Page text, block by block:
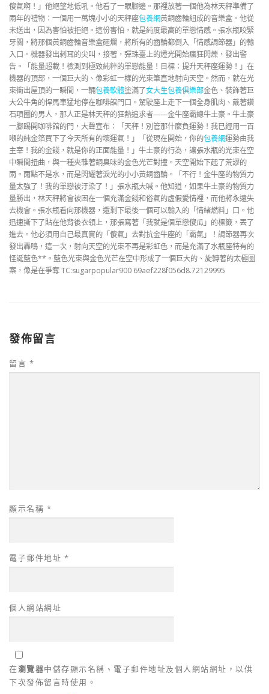
傻氣啊！」他絕望地低吼。他看了一眼腳邊。那裡放著一個他為林天秤準備了
兩年的禮物：一個用一萬塊小小的天秤座包養網黃銅齒輪組成的音樂盒。他從
未送出，因為害怕被拒絕。這份害怕，就是純度最高的單戀情感。張水瓶咬緊
牙關，將那個黃銅齒輪音樂盒砸爛，將所有的齒輪都倒入「情感調節器」的輸
入口。機器發出刺耳的尖叫，接著，彈珠臺上的燈光開始瘋狂閃爍，發出警
告。「能量超載！檢測到極致純粹的單戀能量！目標：提升天秤座運勢！」在
機器的頂部，一個巨大的、像彩虹一樣的光束筆直地射向天空。然而，就在光
束衝出屋頂的一瞬間，一輛包養軟體塗滿了女大生包養俱樂部金色、裝飾著巨
大公牛角的悍馬車猛地停在咖啡館門口。駕駛座上走下一個全身肌肉、戴著鑽
石項圈的男人，那人正是林天秤的狂熱追求者——金牛座霸總牛土豪。牛土豪
一腳踢開咖啡館的門，大聲宣布：「天秤！別管那什麼負運勢！我已經用一百
噸的純金箔買下了今天所有的壞運氣！」「從現在開始，你的包養網運勢由我
主宰！我的金錢，就是你的正面能量！」牛土豪的行為，讓張水瓶的光束在空
中瞬間扭曲，與一種夾雜著銅臭味的金色光芒對撞。天空開始下起了荒謬的
雨。雨點不是水，而是閃耀著淚光的小小黃銅齒輪。「不行！金牛座的物質力
量太強了！我的單戀被汙染了！」張水瓶大喊。他知道，如果牛土豪的物質力
量勝出，林天秤將會被困在一個充滿金錢和俗氣的虛假愛情裡，而他將永遠失
去機會。張水瓶看向那機器，還剩下最後一個可以輸入的「情緒燃料」口。他
迅速撕下了貼在他背後衣領上，那張寫著「我就是個單戀傻瓜」的標籤，丟了
進去。他必須用自己最真實的「傻氣」去對抗金牛座的「霸氣」！調節器再次
發出轟鳴，這一次，射向天空的光束不再是彩虹色，而是充滿了水瓶座特有的
怪誕藍色**。藍色光束與金色光芒在空中形成了一個巨大的、旋轉著的太極圖
案，像是在爭奪 TC:sugarpopular900 69aef228f056d8.72129995
發佈留言
留言 *
顯示名稱 *
電子郵件地址 *
個人網站網址
在瀏覽器中儲存顯示名稱、電子郵件地址及個人網站網址，以供
下次發佈留言時使用。